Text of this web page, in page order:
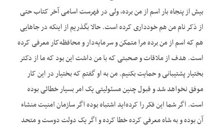
بیش از پنجاه بار اسم از من برده، ولی در فهرست اسامی آخر کتاب حتی
از ذکر نام من هم خودداری کرده است. حالا بگذریم از اینکه در جاهایی
هم که اسم از من برده مرا متمکن و سرمایه‌‌دار و محافظه‌‌کار معرفی کرده
است. هدف از ملاقات و صحبتی که با من داشت این بود که ما از دکتر
بختیار پشتیبانی و حمایت بکنیم. من به او گفتم که بختیار در این کار
موفق نخواهد شد و قبول چنین مسئولیتی یک امر بسیار خطائی بوده
است. اگر شما این فکر را کرده‌‌اید اشتباه بوده اگر سازمان امنیت منشاء
آن بوده و به شاه معرفی کرده خطا کرده و اگر یک دولت دوست و متحد